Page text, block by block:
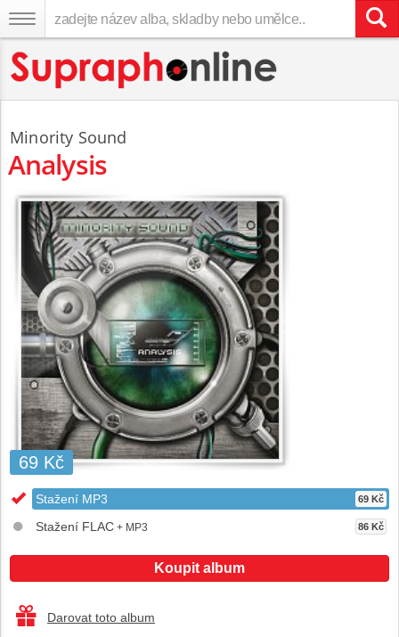
Minority Sound
Analysis
69 Kč
Stažení MP3 69 Kč
Stažení FLAC + MP3 86 Kč
Koupit album
Darovat toto album